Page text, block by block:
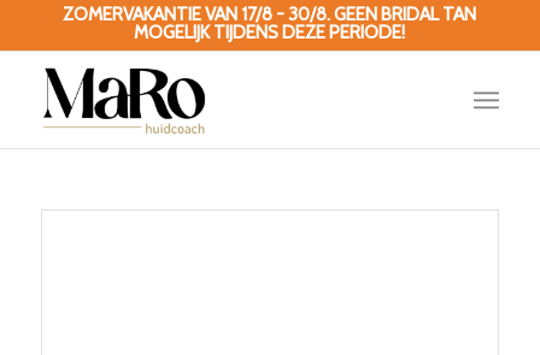
ZOMERVAKANTIE VAN 17/8 - 30/8. GEEN BRIDAL TAN
MOGELIJK TIJDENS DEZE PERIODE!